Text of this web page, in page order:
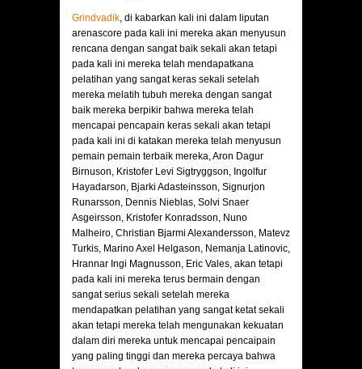
Grindvadik, di kabarkan kali ini dalam liputan
arenascore pada kali ini mereka akan menyusun
rencana dengan sangat baik sekali akan tetapi
pada kali ini mereka telah mendapatkana
pelatihan yang sangat keras sekali setelah
mereka melatih tubuh mereka dengan sangat
baik mereka berpikir bahwa mereka telah
mencapai pencapain keras sekali akan tetapi
pada kali ini di katakan mereka telah menyusun
pemain pemain terbaik mereka, Aron Dagur
Birnuson, Kristofer Levi Sigtryggson, Ingolfur
Hayadarson, Bjarki Adasteinsson, Signurjon
Runarsson, Dennis Nieblas, Solvi Snaer
Asgeirsson, Kristofer Konradsson, Nuno
Malheiro, Christian Bjarmi Alexandersson, Matevz
Turkis, Marino Axel Helgason, Nemanja Latinovic,
Hrannar Ingi Magnusson, Eric Vales, akan tetapi
pada kali ini mereka terus bermain dengan
sangat serius sekali setelah mereka
mendapatkan pelatihan yang sangat ketat sekali
akan tetapi mereka telah mengunakan kekuatan
dalam diri mereka untuk mencapai pencaipain
yang paling tinggi dan mereka percaya bahwa